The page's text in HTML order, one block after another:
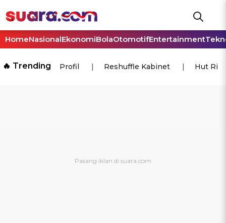
HomeNasionalEkonomiBolaOtomotifEntertainment
🔥 Trending Profil Reshuffle Kabinet Hut Ri